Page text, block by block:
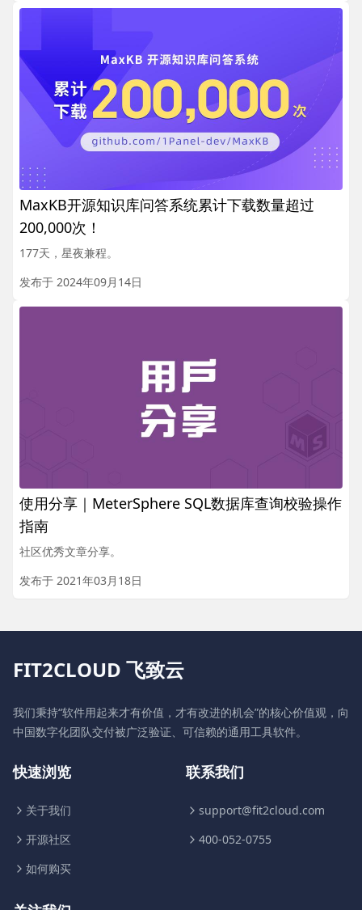
MaxKB开源知识库问答系统累计下载数量超过
200,000次！
177天，星夜兼程。
发布于 2024年09月14日
使用分享｜MeterSphere SQL数据库查询校验操作
指南
社区优秀文章分享。
发布于 2021年03月18日
FIT2CLOUD 飞致云
我们秉持“软件用起来才有价值，才有改进的机会”的核心价值观，向
中国数字化团队交付被广泛验证、可信赖的通用工具软件。
快速浏览
关于我们
开源社区
如何购买
联系我们
support@fit2cloud.com
400-052-0755